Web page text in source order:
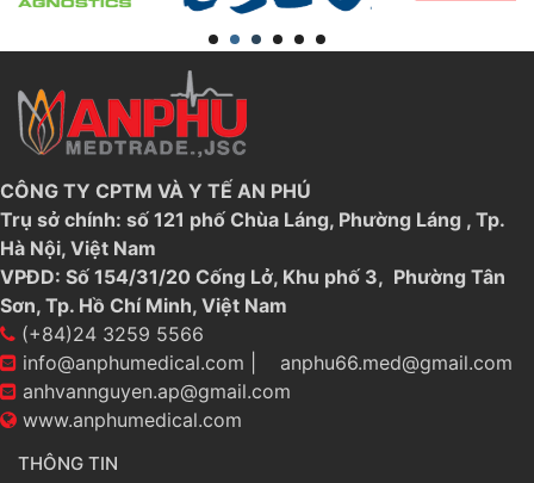
CÔNG TY CPTM VÀ Y TẾ AN PHÚ
Trụ sở chính: số 121 phố Chùa Láng, Phường Láng , Tp.
Hà Nội, Việt Nam
VPĐD: Số 154/31/20 Cống Lở, Khu phố 3, Phường Tân
Sơn, Tp. Hồ Chí Minh, Việt Nam
(+84)24 3259 5566
info@anphumedical.com
anphu66.med@gmail.com
anhvannguyen.ap@gmail.com
www.anphumedical.com
THÔNG TIN